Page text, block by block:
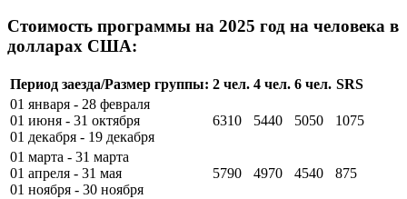
Стоимость программы на 2025 год на человека в
долларах США:
Период заезда/Размер группы: 2 чел. 4 чел. 6 чел. SRS
01 января - 28 февраля
01 июня - 31 октября
01 декабря - 19 декабря
6310 5440 5050 1075
01 марта - 31 марта
01 апреля - 31 мая
01 ноября - 30 ноября
5790 4970 4540 875